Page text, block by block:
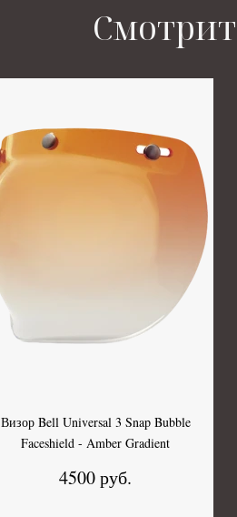
Визор Bell Universal 3 Snap Bubble
Faceshield - Amber Gradient
4500 руб.